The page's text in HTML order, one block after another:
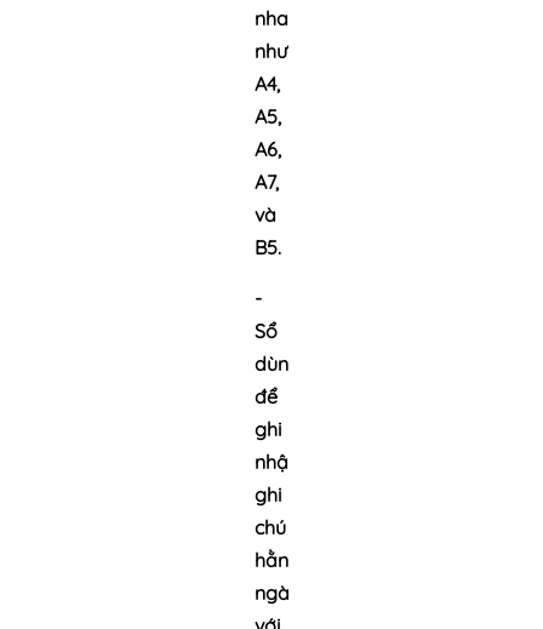
nhau
như
A4,
A5,
A6,
A7,
và
B5.
-
Sổ
dùng
để
ghi
nhận,
ghi
chú
hằng
ngày.